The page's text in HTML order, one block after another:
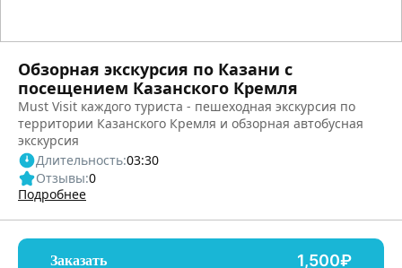
Обзорная экскурсия по Казани с
посещением Казанского Кремля
Must Visit каждого туриста - пешеходная экскурсия по
территории Казанского Кремля и обзорная автобусная
экскурсия
Длительность:03:30
Отзывы:0
Подробнее
Заказать 1,500₽